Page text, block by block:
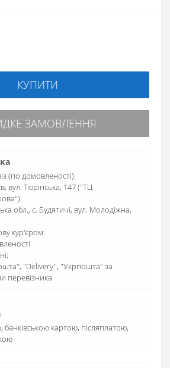
КУПИТИ
ЗАМОВЛЕННЯ
(по домовленості):
вул. Тюрінська, 147 ("ТЦ
обл., c. Будятичі, вул. Молодіжна,
кур'єром:
"Delivery", "Укрпошта" за
перевізника
банківською картою, післяплатою,